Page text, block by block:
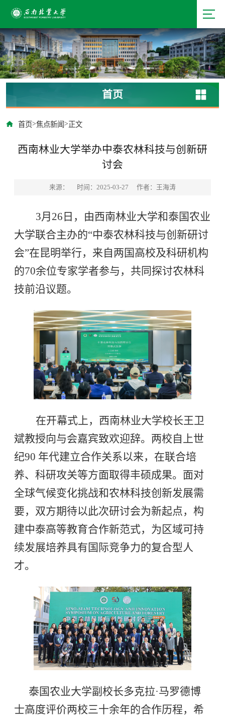
首页
首页>焦点新闻>正文
西南林业大学举办中泰农林科技与创新研
讨会
来源： 时间：2025-03-27 作者：王海涛
3月26日，由西南林业大学和泰国农业
大学联合主办的“中泰农林科技与创新研讨
会”在昆明举行，来自两国高校及科研机构
的70余位专家学者参与，共同探讨农林科
技前沿议题。
在开幕式上，西南林业大学校长王卫
斌教授向与会嘉宾致欢迎辞。两校自上世
纪90 年代建立合作关系以来，在联合培
养、科研攻关等方面取得丰硕成果。面对
全球气候变化挑战和农林科技创新发展需
要，双方期待以此次研讨会为新起点，构
建中泰高等教育合作新范式，为区域可持
续发展培养具有国际竞争力的复合型人
才。
泰国农业大学副校长多克拉·马罗德博
士高度评价两校三十余年的合作历程，希